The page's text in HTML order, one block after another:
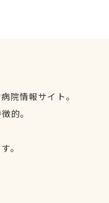
院情報サイト。
的。
。